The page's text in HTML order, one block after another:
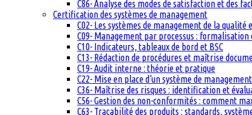
C86- Analyse des modes de satisfaction et des
Certification des systèmes de management
C02- Les systèmes de management de la qualité
C09- Management par processus :
C10- Indicateurs, tableaux de bord et BSC
C13- Rédaction de procédures et maîtrise
C19- Audit interne : théorie et pratique
C22- Mise en place d’un système de
C36- Maîtrise des risques : identification et
C56- Gestion des non-conformités : comment
C63- Traçabilité des produits : standards,